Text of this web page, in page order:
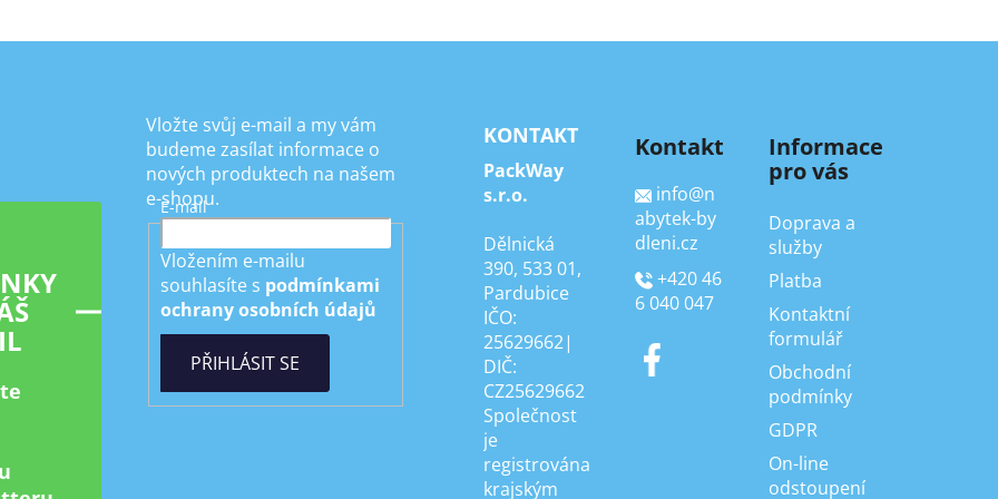
Vložte svůj e-mail a my vám
budeme zasílat informace o
nových produktech na našem
e-shopu.
E-mail
Vložením e-mailu
souhlasíte s podmínkami
ochrany osobních údajů
PŘIHLÁSIT SE
KONTAKT
PackWay
s.r.o.
Dělnická
390, 533 01,
Pardubice
IČO:
25629662|
DIČ:
CZ25629662
Společnost
je
registrována
krajským
Kontakt
info@n
abytek-by
dleni.cz
+420 46
6 040 047
Informace
pro vás
Doprava a
služby
Platba
Kontaktní
formulář
Obchodní
podmínky
GDPR
On-line
odstoupení